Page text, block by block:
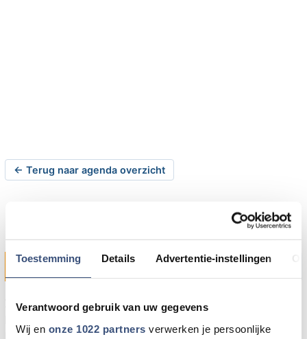
Toestemming Details Advertentie-instellingen
Verantwoord gebruik van uw gegevens
Wij en onze 1022 partners verwerken je persoonlijke
← Terug naar agenda overzicht
Knutselen voor moederdag
donderdag 07-05-2015 om 14:00 uur Ouddorp
Zondag 10 mei 2015 is het moederdag. Houd je van